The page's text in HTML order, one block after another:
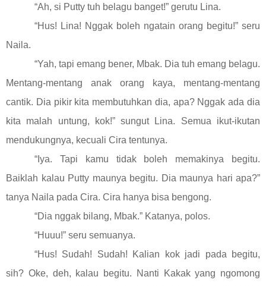
“Ah, si Putty tuh belagu banget!” gerutu Lina.
“Hus! Lina! Nggak boleh ngatain orang begitu!” seru
Naila.
“Yah, tapi emang bener, Mbak. Dia tuh emang belagu.
Mentang-mentang anak orang kaya, mentang-mentang
cantik. Dia pikir kita membutuhkan dia, apa? Nggak ada dia
kita malah untung, kok!” sungut Lina. Semua ikut-ikutan
mendukungnya, kecuali Cira tentunya.
“Iya. Tapi kamu tidak boleh memakinya begitu.
Baiklah kalau Putty maunya begitu. Dia maunya hari apa?”
tanya Naila pada Cira. Cira hanya bisa bengong.
“Dia nggak bilang, Mbak.” Katanya, polos.
“Huuu!” seru semuanya.
“Hus! Sudah! Sudah! Kalian kok jadi pada begitu,
sih? Oke, deh, kalau begitu. Nanti Kakak yang ngomong